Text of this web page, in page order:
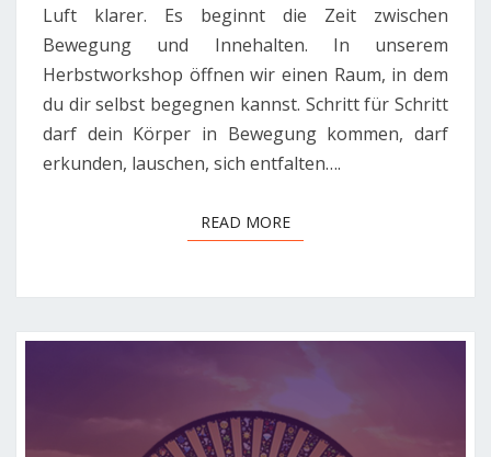
Luft klarer. Es beginnt die Zeit zwischen
Bewegung und Innehalten. In unserem
Herbstworkshop öffnen wir einen Raum, in dem
du dir selbst begegnen kannst. Schritt für Schritt
darf dein Körper in Bewegung kommen, darf
erkunden, lauschen, sich entfalten….
READ MOREREAD MORE